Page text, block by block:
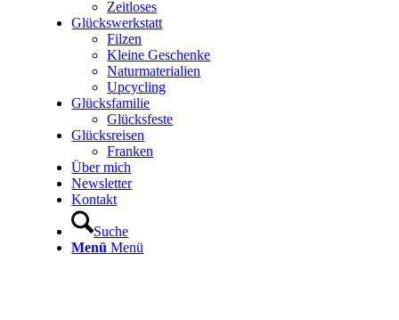
Zeitloses
Glückswerkstatt
Filzen
Kleine Geschenke
Naturmaterialien
Upcycling
Glücksfamilie
Glücksfeste
Glücksreisen
Franken
Über mich
Newsletter
Kontakt
Suche
Menü Menü